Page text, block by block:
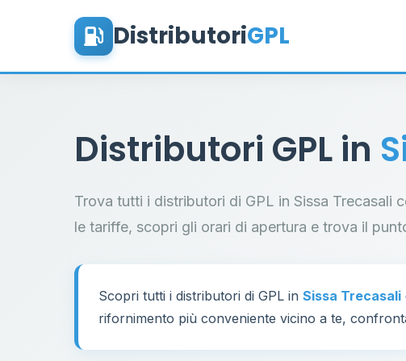
DistributoriGPL
Distributori GPL in
Trova tutti i distributori di GPL in Sissa Trecasali
le tariffe, scopri gli orari di apertura e trova il
Scopri tutti i distributori di GPL in Sissa Trecasali
rifornimento più conveniente vicino a te,